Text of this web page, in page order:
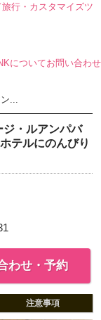
についてお問い合わせ
...
・ルアンパバ
テルにのんびり
わせ・予約
注意事項